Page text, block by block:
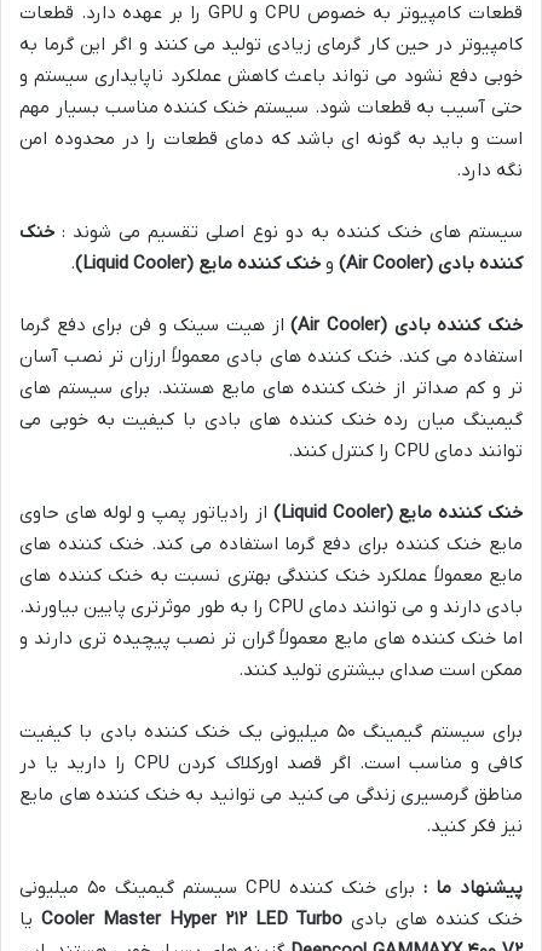
قطعات کامپیوتر به خصوص CPU و GPU را بر عهده دارد. قطعات
کامپیوتر در حین کار گرمای زیادی تولید می کنند و اگر این گرما به
خوبی دفع نشود می تواند باعث کاهش عملکرد ناپایداری سیستم و
حتی آسیب به قطعات شود. سیستم خنک کننده مناسب بسیار مهم
است و باید به گونه ای باشد که دمای قطعات را در محدوده امن
نگه دارد.
سیستم های خنک کننده به دو نوع اصلی تقسیم می شوند : خنک
کننده بادی (Air Cooler) و خنک کننده مایع (Liquid Cooler)
.
خنک کننده بادی (Air Cooler)
از هیت سینک و فن برای دفع گرما
استفاده می کند. خنک کننده های بادی معمولاً ارزان تر نصب آسان
تر و کم صداتر از خنک کننده های مایع هستند. برای سیستم های
گیمینگ میان رده خنک کننده های بادی با کیفیت به خوبی می
توانند دمای CPU را کنترل کنند.
خنک کننده مایع (Liquid Cooler)
از رادیاتور پمپ و لوله های حاوی
مایع خنک کننده برای دفع گرما استفاده می کند. خنک کننده های
مایع معمولاً عملکرد خنک کنندگی بهتری نسبت به خنک کننده های
بادی دارند و می توانند دمای CPU را به طور موثرتری پایین بیاورند.
اما خنک کننده های مایع معمولاً گران تر نصب پیچیده تری دارند و
ممکن است صدای بیشتری تولید کنند.
برای سیستم گیمینگ ۵۰ میلیونی یک خنک کننده بادی با کیفیت
کافی و مناسب است. اگر قصد اورکلاک کردن CPU را دارید یا در
مناطق گرمسیری زندگی می کنید می توانید به خنک کننده های مایع
نیز فکر کنید.
پیشنهاد ما :
برای خنک کننده CPU سیستم گیمینگ ۵۰ میلیونی
خنک کننده های بادی
Cooler Master Hyper ۲۱۲LED Turbo
یا